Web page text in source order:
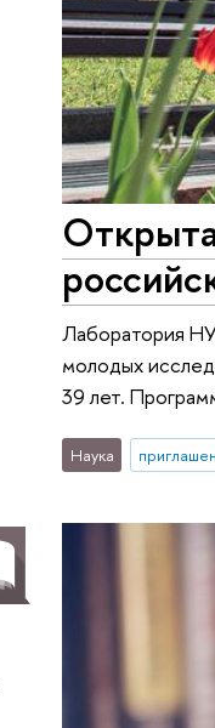
Лаборатория
молодых
39 лет.
Наука